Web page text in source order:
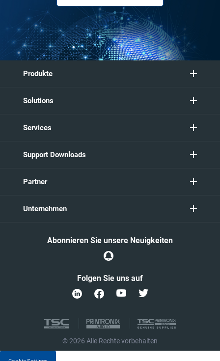
Produkte
Solutions
Services
Support Downloads
Partner
Unternehmen
Folgen Sie uns auf
Abonnieren Sie unsere Neuigkeiten
© 2026 Alle Rechte vorbehalten